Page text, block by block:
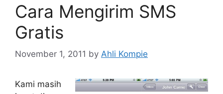
Cara Mengirim SMS
Gratis
November 1, 2011 by Ahli Kompie
Kami masih